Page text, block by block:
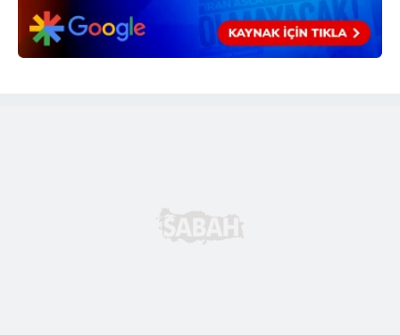
hazırlanmış Aydınlatma Metnimizi okumak ve sitemizde
ilgili mevzuata uygun olarak kullanılan çerezlerle ilgili bilgi
almak için lütfentıklayınız.